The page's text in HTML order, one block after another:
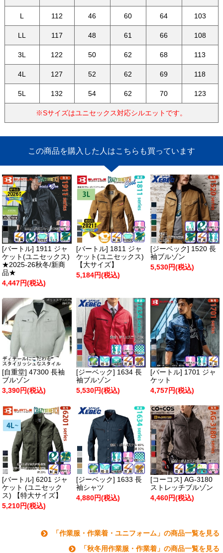
L 112 46 60 64 103
LL 117 48 61 66 108
3L 122 50 62 68 113
4L 127 52 62 69 118
5L 132 54 62 70 123
※Sサイズはユニセックス対応シルエットです。
この商品を購入した人はこちらも買っています
[バートル] 1911 ジャ
ケット(ユニセックス)
★2025-26秋冬/新商
品★
4,447円(税込)
[バートル] 1811 ジャ
ケット(ユニセックス)
【大サイズ】
5,184円(税込)
[ジーベック] 1520 長
袖ブルゾン
5,530円(税込)
[自重堂] 47300 長袖
ブルゾン
3,390円(税込)
[ジーベック] 1634 長
袖ブルゾン
5,530円(税込)
[バートル] 1701 ジャ
ケット
4,757円(税込)
[バートル] 6201 ジャ
ケット (ユニセック
ス) 【特大サイズ】
5,210円(税込)
[ジーベック] 1633 長
袖シャツ
4,880円(税込)
[コーコス] AG-3180
ストレッチブルゾン
4,460円(税込)
「作業服・作業着・ユニフォーム」の商品一覧を見る
「秋冬用作業服・作業着」の商品一覧を見る